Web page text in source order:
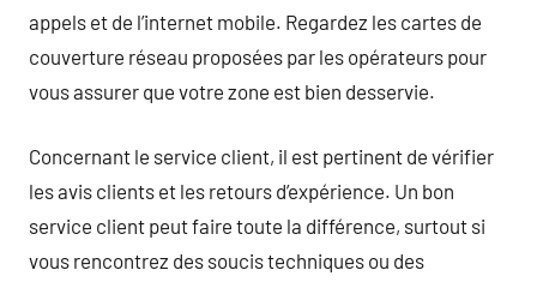
appels et de l’internet mobile. Regardez les cartes de
couverture réseau proposées par les opérateurs pour
vous assurer que votre zone est bien desservie.
Concernant le service client, il est pertinent de vérifier
les avis clients et les retours d’expérience. Un bon
service client peut faire toute la différence, surtout si
vous rencontrez des soucis techniques ou des